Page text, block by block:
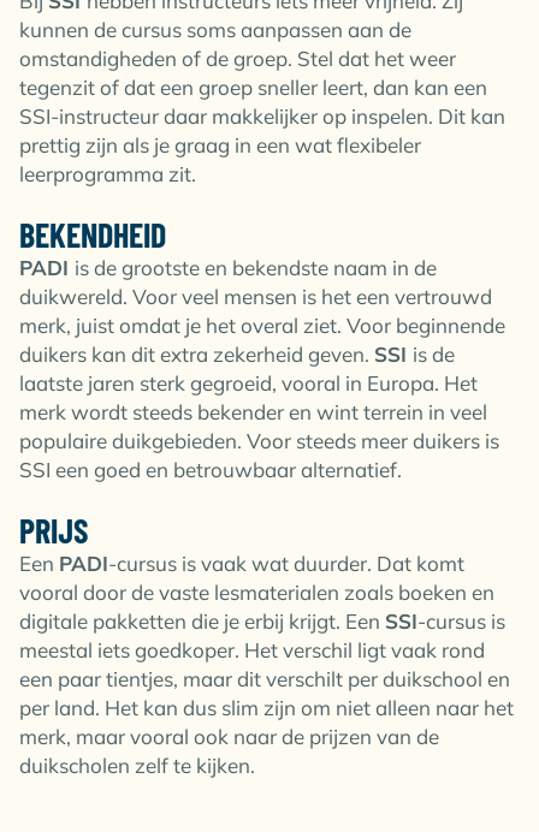
kunnen de cursus soms aanpassen aan de
omstandigheden of de groep. Stel dat het weer
tegenzit of dat een groep sneller leert, dan kan een
SSI-instructeur daar makkelijker op inspelen. Dit kan
prettig zijn als je graag in een wat flexibeler
leerprogramma zit.
BEKENDHEID
PADI is de grootste en bekendste naam in de
duikwereld. Voor veel mensen is het een vertrouwd
merk, juist omdat je het overal ziet. Voor beginnende
duikers kan dit extra zekerheid geven. SSI is de
laatste jaren sterk gegroeid, vooral in Europa. Het
merk wordt steeds bekender en wint terrein in veel
populaire duikgebieden. Voor steeds meer duikers is
SSI een goed en betrouwbaar alternatief.
PRIJS
Een PADI-cursus is vaak wat duurder. Dat komt
vooral door de vaste lesmaterialen zoals boeken en
digitale pakketten die je erbij krijgt. Een SSI-cursus is
meestal iets goedkoper. Het verschil ligt vaak rond
een paar tientjes, maar dit verschilt per duikschool en
per land. Het kan dus slim zijn om niet alleen naar het
merk, maar vooral ook naar de prijzen van de
duikscholen zelf te kijken.